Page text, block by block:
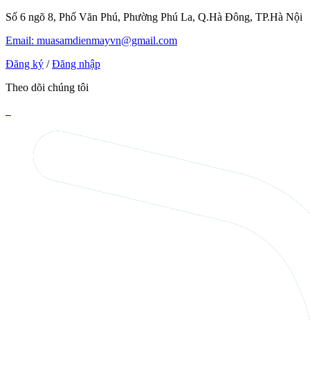
Số 6 ngõ 8, Phố Văn Phú, Phường Phú La, Q.Hà Đông, TP.Hà Nội
Email: muasamdienmayvn@gmail.com
Đăng ký / Đăng nhập
Theo dõi chúng tôi